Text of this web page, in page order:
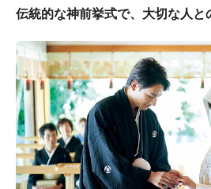
伝統的な神前挙式で、大切な人と